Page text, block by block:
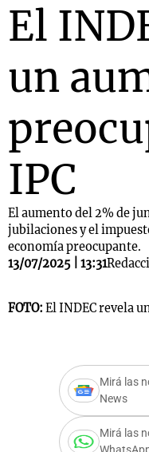
El
un
IPC
El aumento del 2% de
jubilaciones y el
economía preocupante.
13/07/2025 | 13:31
FOTO: El INDEC revela
Mirá las
News
Mirá las